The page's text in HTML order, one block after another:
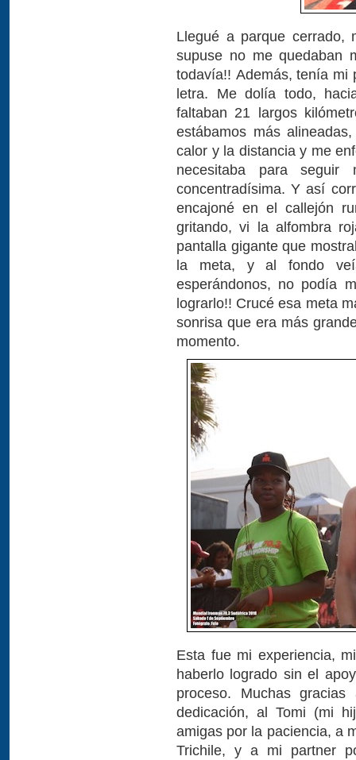
Llegué a parque
supuse no me quedaban
todavía!! Además, tenía mi
letra. Me dolía todo,
faltaban 21 largos
estábamos más
calor y la distancia y me
necesitaba para
concentradísima. Y así
encajoné en el callejón
gritando, vi la alfombra
pantalla gigante que
la meta, y al fondo
esperándonos, no podía
lograrlo!! Crucé esa meta
sonrisa que era más
momento.
Esta fue mi experiencia,
haberlo logrado sin el
proceso. Muchas
dedicación, al Tomi (mi
amigas por la paciencia, a
Trichile, y a mi partner